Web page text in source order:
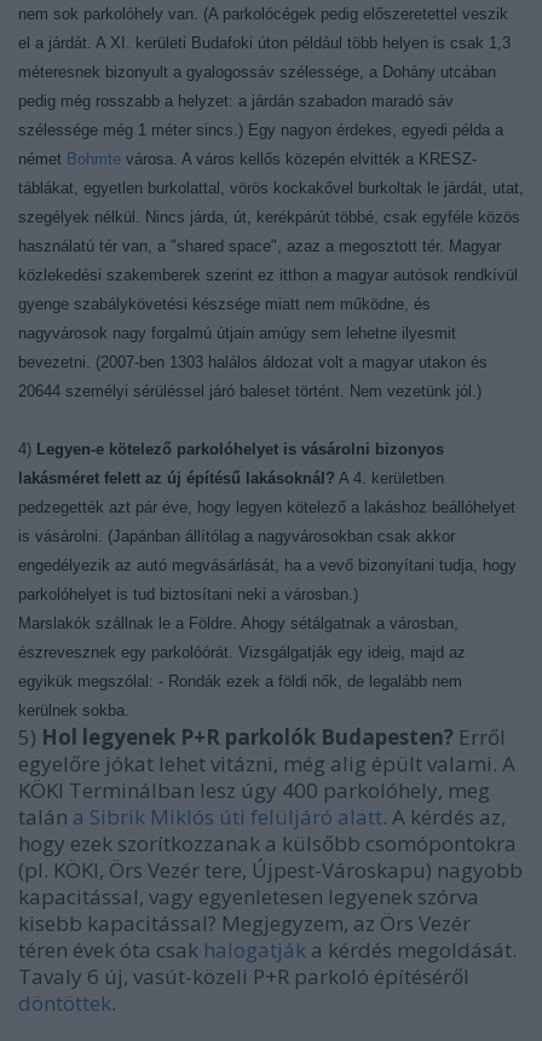
nem sok parkolóhely van. (A parkolócégek pedig előszeretettel veszik
el a járdát. A XI. kerületi Budafoki úton például több helyen is csak 1,3
méteresnek bizonyult a gyalogossáv szélessége, a Dohány utcában
pedig még rosszabb a helyzet: a járdán szabadon maradó sáv
szélessége még 1 méter sincs.) Egy nagyon érdekes, egyedi példa a
német Bohmte városa. A város kellős közepén elvitték a KRESZ-
táblákat, egyetlen burkolattal, vörös kockakővel burkoltak le járdát, utat,
szegélyek nélkül. Nincs járda, út, kerékpárút többé, csak egyféle közös
használatú tér van, a "shared space", azaz a megosztott tér. Magyar
közlekedési szakemberek szerint ez itthon a magyar autósok rendkívül
gyenge szabálykövetési készsége miatt nem működne, és
nagyvárosok nagy forgalmú útjain amúgy sem lehetne ilyesmit
bevezetni. (2007-ben 1303 halálos áldozat volt a magyar utakon és
20644 személyi sérüléssel járó baleset történt. Nem vezetünk jól.)
4) Legyen-e kötelező parkolóhelyet is vásárolni bizonyos
lakásméret felett az új építésű lakásoknál? A 4. kerületben
pedzegették azt pár éve, hogy legyen kötelező a lakáshoz beállóhelyet
is vásárolni. (Japánban állítólag a nagyvárosokban csak akkor
engedélyezik az autó megvásárlását, ha a vevő bizonyítani tudja, hogy
parkolóhelyet is tud biztosítani neki a városban.)
Marslakók szállnak le a Földre. Ahogy sétálgatnak a városban,
észrevesznek egy parkolóórát. Vizsgálgatják egy ideig, majd az
egyikük megszólal: - Rondák ezek a földi nők, de legalább nem
kerülnek sokba.
5) Hol legyenek P+R parkolók Budapesten? Erről
egyelőre jókat lehet vitázni, még alig épült valami. A
KÖKI Terminálban lesz úgy 400 parkolóhely, meg
talán a Sibrik Miklós úti felüljáró alatt. A kérdés az,
hogy ezek szorítkozzanak a külsőbb csomópontokra
(pl. KÖKI, Örs Vezér tere, Újpest-Városkapu) nagyobb
kapacitással, vagy egyenletesen legyenek szórva
kisebb kapacitással? Megjegyzem, az Örs Vezér
téren évek óta csak halogatják a kérdés megoldását.
Tavaly 6 új, vasút-közeli P+R parkoló építéséről
döntöttek.